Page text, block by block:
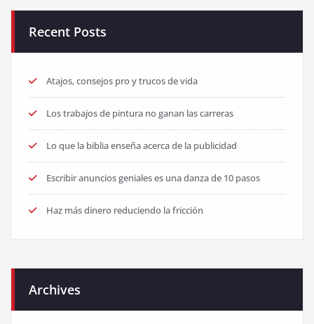
Recent Posts
Atajos, consejos pro y trucos de vida
Los trabajos de pintura no ganan las carreras
Lo que la biblia enseña acerca de la publicidad
Escribir anuncios geniales es una danza de 10 pasos
Haz más dinero reduciendo la fricción
Archives